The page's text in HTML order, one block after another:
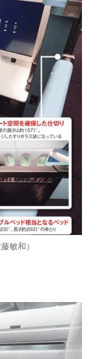
敏和）